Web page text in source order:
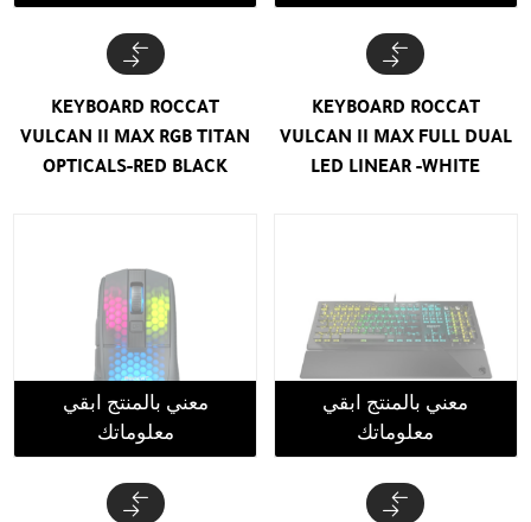
KEYBOARD ROCCAT
VULCAN II MAX FULL DUAL
LED LINEAR -WHITE
KEYBOARD ROCCAT
VULCAN II MAX RGB TITAN
OPTICALS-RED BLACK
معني بالمنتج ابقي
معلوماتك
معني بالمنتج ابقي
معلوماتك